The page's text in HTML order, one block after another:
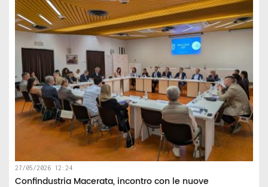
27/05/2026 12:24
Confindustria Macerata, incontro con le nuove